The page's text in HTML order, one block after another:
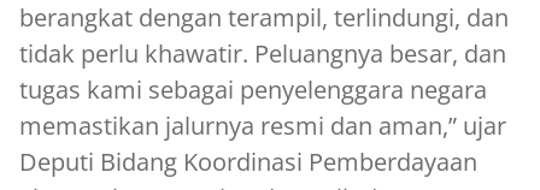
berangkat dengan terampil, terlindungi, dan
tidak perlu khawatir. Peluangnya besar, dan
tugas kami sebagai penyelenggara negara
memastikan jalurnya resmi dan aman,” ujar
Deputi Bidang Koordinasi Pemberdayaan